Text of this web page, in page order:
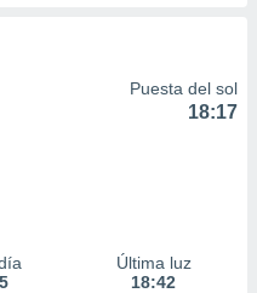
Puesta del sol
18:17
Última luz
18:42